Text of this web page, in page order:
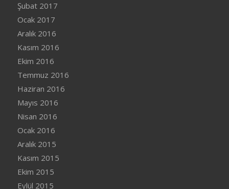
Şubat 2017
Ocak 2017
Aralık 2016
Kasım 2016
Ekim 2016
Temmuz 2016
Haziran 2016
Mayıs 2016
Nisan 2016
Ocak 2016
Aralık 2015
Kasım 2015
Ekim 2015
Eylül 2015